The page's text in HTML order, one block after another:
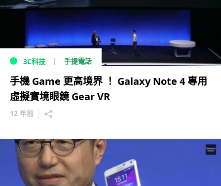
3C科技 手提電話
手機 Game 更高境界 ！ Galaxy Note 4 專用
虛擬實境眼鏡 Gear VR
12 年前